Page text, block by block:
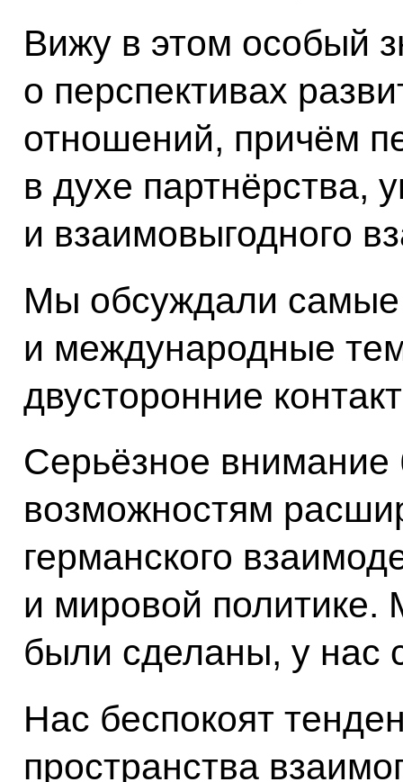
Вижу в этом особый
о перспективах
отношений, причём
в духе партнёрства,
и взаимовыгодного
Мы обсуждали
и международные
двусторонние
Серьёзное
возможностям
германского
и мировой политике.
были сделаны, у нас
Нас беспокоят
пространства